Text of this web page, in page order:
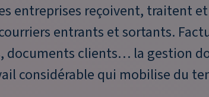
entreprises reçoivent, traitent
entrants et sortants.
documents clients… la gestion
considérable qui mobilise du